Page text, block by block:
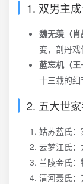
1. 双男主
魏无羡（肖
变，剖丹
蓝忘机（王
十三载的细
2. 五大世
姑苏蓝氏
云梦江氏
兰陵金氏
清河聂氏